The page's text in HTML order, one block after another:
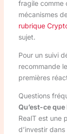
fragile comme
mécanismes
rubrique
sujet.
Pour un suivi
recommande
premières
Questions
Qu’est-ce que
RealT est une
d’investir